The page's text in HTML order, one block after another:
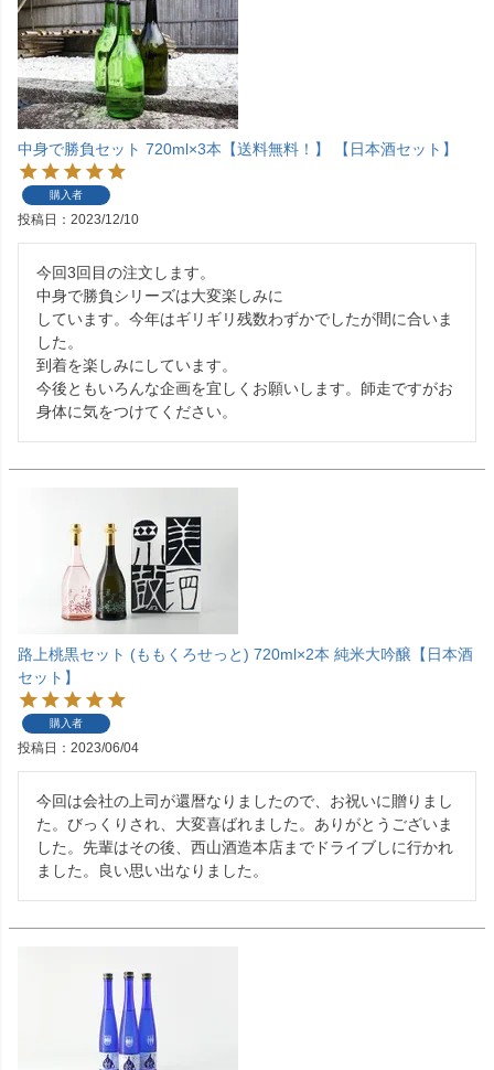
中身で勝負セット 720ml×3本【送料無料！】 【日本酒セット】
購入者
投稿日 2023/12/10
今回3回目の注文します。
中身で勝負シリーズは大変楽しみに
しています。今年はギリギリ残数わずかでしたが間に合いま
した。
到着を楽しみにしています。
今後ともいろんな企画を宜しくお願いします。師走ですがお
身体に気をつけてください。
路上桃黒セット (ももくろせっと) 720ml×2本 純米大吟醸【日本酒
セット】
購入者
投稿日 2023/06/04
今回は会社の上司が還暦なりましたので、お祝いに贈りまし
た。びっくりされ、大変喜ばれました。ありがとうございま
した。先輩はその後、西山酒造本店までドライブしに行かれ
ました。良い思い出なりました。